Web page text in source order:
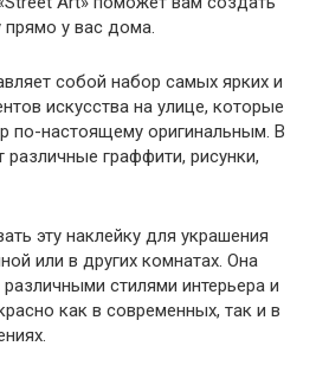
у вас дома.
собой набор самых ярких и
искусства на улице, которые
по-настоящему оригинальным. В
различные граффити, рисунки,
эту наклейку для украшения
или в других комнатах. Она
стилями интерьера и
как в современных, так и в